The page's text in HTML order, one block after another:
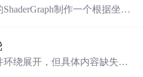
制作一个根据坐标
环绕展开，但具体内容缺失。